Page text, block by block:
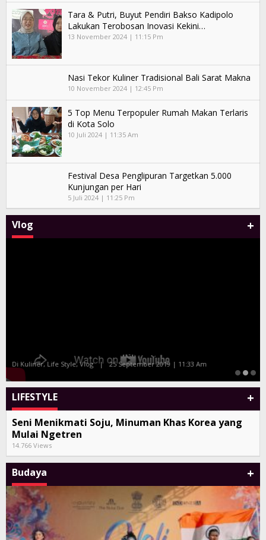
Tara & Putri, Buyut Pendiri Bakso Kadipolo
Lakukan Terobosan Inovasi Kekini…
13 November 2024 | 11:15 Pm
Nasi Tekor Kuliner Tradisional Bali Sarat Makna
10 November 2024 | 12:45 Pm
5 Top Menu Terpopuler Rumah Makan Terlaris
di Kota Solo
10 Juli 2024 | 11:35 Am
Festival Desa Penglipuran Targetkan 5.000
Kunjungan per Hari
5 Juli 2024 | 11:25 Pm
Vlog +
Chef Farah Quinn dan Marinka
Di Kuliner, Life Style, Vlog | 25 September 2019 | 11:33 Am
LIFESTYLE +
Seni Menikmati Soju, Minuman Khas Korea yang
Mulai Ngetren
14.766 Views
Budaya +